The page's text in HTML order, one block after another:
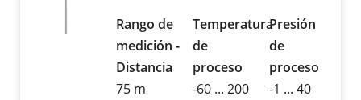
Rango de
medición -
Distancia
75 m
Temperatura
de
proceso
-60 ... 200
Presión
de
proceso
-1 ... 40